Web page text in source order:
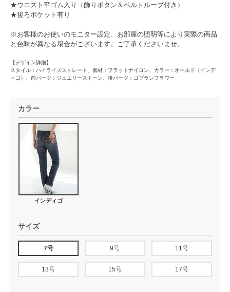
★ウエスト平ゴム入り（飾りボタン＆ベルトループ付き）
★後ろポケット有り
※お客様のお使いのモニター設定、お部屋の照明等により実際の商品
と色味が異なる場合がございます。ご了承くださいませ。
【デザイン詳細】
スタイル：ハイライズストレート、素材：フラットナイロン、カラー：オールド（インデ
ィゴ）、前パーツ：ジュエリーストーン、後パーツ：ゴブランフラワー
カラー
インディゴ
サイズ
7号 9号 11号
13号 15号 17号